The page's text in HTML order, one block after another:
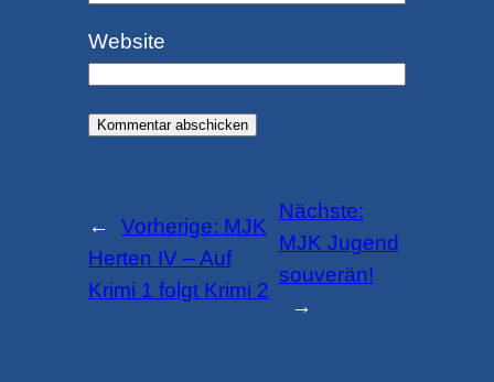
Website
← Vorherige: MJK
Herten IV – Auf
Krimi 1 folgt Krimi 2
Nächste:
MJK Jugend
souverän!
→